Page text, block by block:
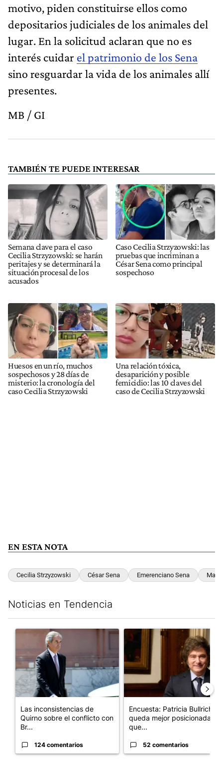
motivo, piden constituirse ellos como
depositarios judiciales de los animales del
lugar. En la solicitud aclaran que no es
interés cuidar el patrimonio de los Sena
sino resguardar la vida de los animales allí
presentes.
MB / GI
TAMBIÉN TE PUEDE INTERESAR
Semana clave para el caso
Cecilia Strzyzowski: se harán
peritajes y se determinará la
situación procesal de los
acusados
Caso Cecilia Strzyzowski: las
pruebas que incriminan a
César Sena como principal
sospechoso
Huesos en un río, muchos
sospechosos y 28 días de
misterio: la cronología del
caso Cecilia Strzyzowski
Una relación tóxica,
desaparición y posible
femicidio: las 10 claves del
caso de Cecilia Strzyzowski
EN ESTA NOTA
Cecilia Strzyzowski César Sena Emerenciano Sena
Noticias en Tendencia
Un artículo de tendencia con el título "Las inconsistencias de
Las inconsistencias de
Quirno sobre el conflicto con
Br...
124 comentarios
Un artículo de tendencia con
Encuesta: Patricia Bullrich
queda mejor posicionada
que...
52 comentarios